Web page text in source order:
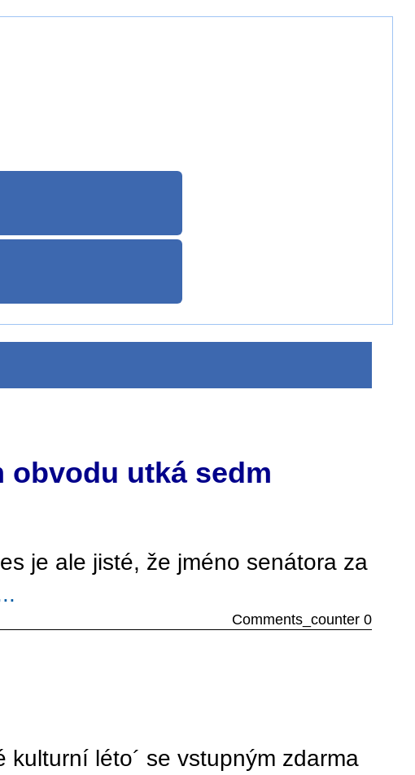
utká sedm
je ale jisté, že jméno senátora za
Comments_counter 0
léto´ se vstupným zdarma